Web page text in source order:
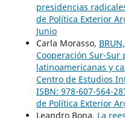
presidencias
de Política Exterior
Junio
Carla Morasso,
Cooperación Sur-
latinoamericanas y
Centro de Estudios
ISBN: 978-607-564-
de Política Exterior
Leandro Bona, La